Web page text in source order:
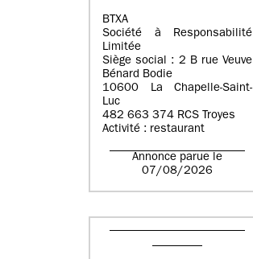
BTXA
Société à Responsabilité
Limitée
Siège social : 2 B rue Veuve
Bénard Bodie
10600 La Chapelle-Saint-
Luc
482 663 374 RCS Troyes
Activité : restaurant
Annonce parue le
07/08/2026